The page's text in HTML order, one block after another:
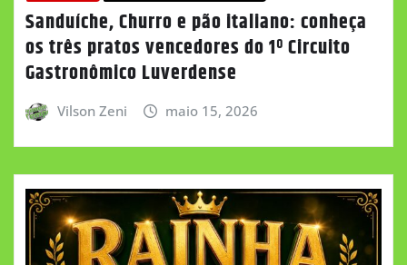
Sanduíche, Churro e pão italiano: conheça
os três pratos vencedores do 1º Circuito
Gastronômico Luverdense
Vilson Zeni maio 15, 2026